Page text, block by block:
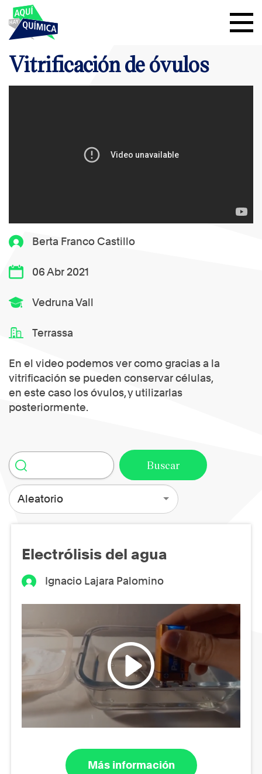
Berta Franco Castillo
06 Abr 2021
Vedruna Vall
Terrassa
En el video podemos ver como gracias a la
vitrificación se pueden conservar células,
en este caso los óvulos, y utilizarlas
posteriormente.
Vitrificación de óvulos
Aleatorio
Electrólisis del agua
Ignacio Lajara Palomino
Más información